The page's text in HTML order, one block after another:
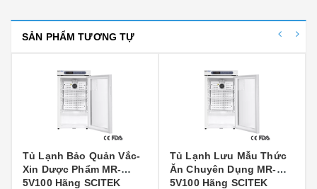
SẢN PHẨM TƯƠNG TỰ
Tủ Lạnh Bảo Quản Vắc-
Xin Dược Phẩm MR-
5V100 Hãng SCITEK
Tủ Lạnh Lưu Mẫu Thức
Ăn Chuyên Dụng MR-
5V100 Hãng SCITEK